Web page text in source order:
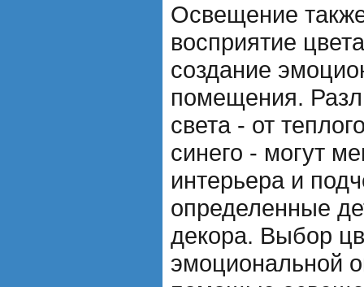
Освещение
восприятие
создание
помещения.
света - от
синего - могут
интерьера и
определенные
декора. Выбор
эмоциональной